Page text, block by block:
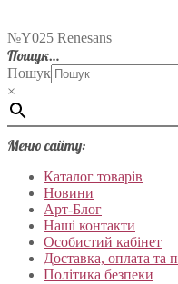
№Y025 Renesans
Пошук…
Пошук
×
Меню сайту:
Каталог товарів
Новини
Арт-Блог
Наші контакти
Особистий кабінет
Доставка, оплата та
Політика безпеки